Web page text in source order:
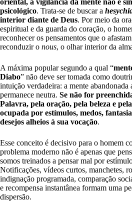
oriental, a vigilância da mente não é
psicológico. Trata-se de buscar a
interior diante de Deus. Por meio da
espiritual e da guarda do coração, o
reconhecer os pensamentos que o
reconduzir o nous, o olhar interior da
A máxima popular segundo a qual “
Diabo” não deve ser tomada como
intuição verdadeira: a mente abandonada
permanece neutra. Se não for
Palavra, pela oração, pela beleza e
ocupada por estímulos, medos,
desejos alheios à sua vocação.
Esse conceito é decisivo para o homem
problema moderno não é apenas que
somos treinados a pensar mal por
Notificações, vídeos curtos, manchetes,
indignação programada, comparação
e recompensa instantânea formam uma
dispersão.